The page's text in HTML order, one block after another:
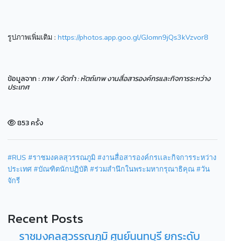
รูปภาพเพิ่มเติม : https://photos.app.goo.gl/GJomn9jQs3kVzvor8
ข้อมูลจาก :ภาพ / จัดทำ : หัตถ์เทพ งานสื่อสารองค์กรและกิจการระหว่าง
ประเทศ
853 ครั้ง
#RUS #ราชมงคลสุวรรณภูมิ #งานสื่อสารองค์กรเเละกิจการระหว่าง
ประเทศ #บัณฑิตนักปฏิบัติ #ร่วมสำนึกในพระมหากรุณาธิคุณ #วัน
จักรี
Recent Posts
ราชมงคลสุวรรณภูมิ ศูนย์นนทบุรี ยกระดับ